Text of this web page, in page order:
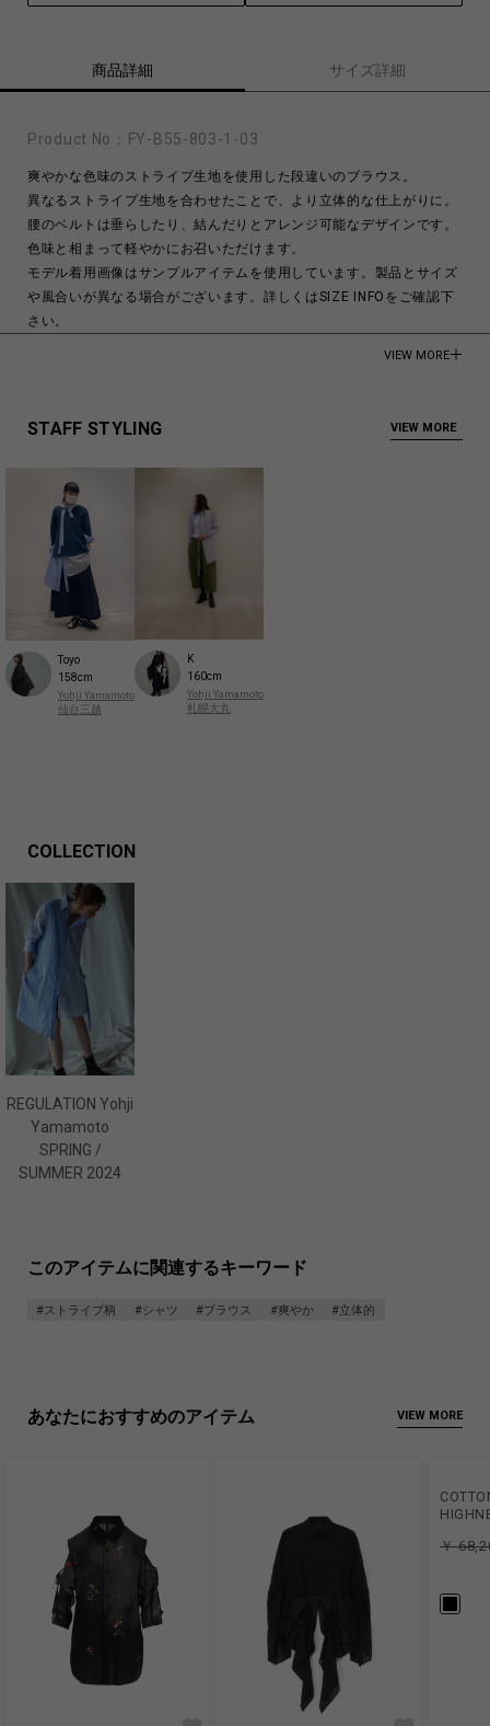
商品詳細 サイズ詳細
Product No： FY-B55-803-1-03
爽やかな色味のストライプ生地を使用した段違いのブラウス。
異なるストライプ生地を合わせたことで、より立体的な仕上がりに。
腰のベルトは垂らしたり、結んだりとアレンジ可能なデザインです。
色味と相まって軽やかにお召いただけます。
モデル着用画像はサンプルアイテムを使用しています。製品とサイズ
や風合いが異なる場合がございます。詳しくはSIZE INFOをご確認下
さい。
Cotton 100%
VIEW MORE
STAFF STYLING VIEW MORE
Toyo
158cm
Yohji Yamamoto
仙台三越
K
160cm
Yohji Yamamoto
札幌大丸
COLLECTION
REGULATION Yohji
Yamamoto
SPRING /
SUMMER 2024
このアイテムに関連するキーワード
#ストライプ柄 #シャツ #ブラウス #爽やか #立体的
あなたにおすすめのアイテム VIEW MORE
￥